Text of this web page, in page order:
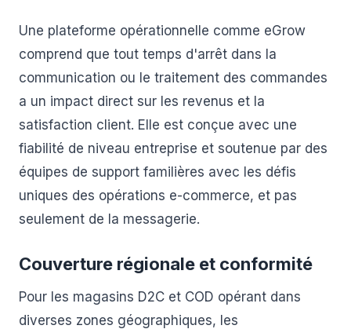
Une plateforme opérationnelle comme eGrow
comprend que tout temps d'arrêt dans la
communication ou le traitement des commandes
a un impact direct sur les revenus et la
satisfaction client. Elle est conçue avec une
fiabilité de niveau entreprise et soutenue par des
équipes de support familières avec les défis
uniques des opérations e-commerce, et pas
seulement de la messagerie.
Couverture régionale et conformité
Pour les magasins D2C et COD opérant dans
diverses zones géographiques, les